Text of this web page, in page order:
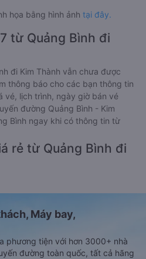
họa bằng hình ảnh tại đây.
từ Quảng Bình đi
đi Kim Thành vẫn chưa được
thông báo cho các bạn thông tin
vé, lịch trình, ngày giờ bán vé
đường Quảng Bình - Kim
Bình ngay khi có thông tin từ
rẻ từ Quảng Bình đi
Máy bay,
phương tiện với hơn 3000+ nhà
đường toàn quốc, tất cả hãng